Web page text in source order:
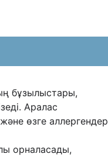
бұзылыстары,
Аралас
өзге аллергендер
орналасады,